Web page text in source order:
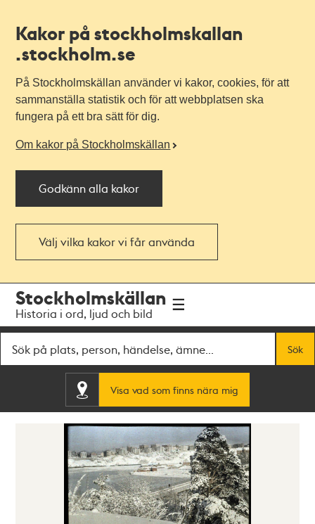
Kakor på stockholmskallan
.stockholm.se
På Stockholmskällan använder vi kakor, cookies, för att
sammanställa statistik och för att webbplatsen ska
fungera på ett bra sätt för dig.
Om kakor på Stockholmskällan
Godkänn alla kakor
Välj vilka kakor vi får använda
navigationen
huvudinnehållet
Stockholmskällan
Historia i ord, ljud och bild
Sök
Visa vad som finns nära mig